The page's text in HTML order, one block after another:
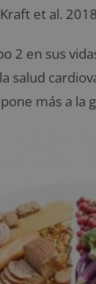
et al.
2 en sus
salud
más a la